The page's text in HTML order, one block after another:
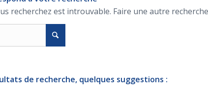
recherchez est introuvable. Faire une autre
de recherche, quelques suggestions :